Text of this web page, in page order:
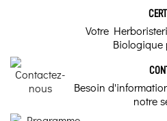
Votre
Besoin
notre